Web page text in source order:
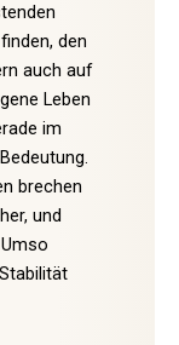
den
auch auf
Leben
im
brechen
und